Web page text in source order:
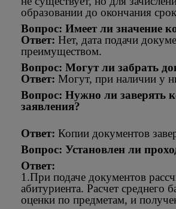
образовании до окончания
Вопрос: Имеет ли значение
Ответ: Нет, дата подачи
преимуществом.
Вопрос: Могут ли забрать
Ответ: Могут, при наличии у
Вопрос: Нужно ли заверять
заявления?
Ответ: Копии документов
Вопрос: Установлен ли
Ответ:
1.При подаче документов
абитуриента. Расчет среднего
оценки по предметам, и